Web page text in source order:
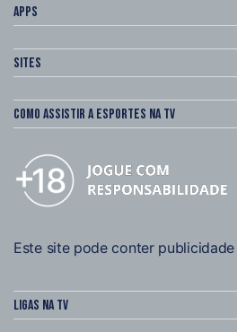
Apps
Sites
Como assistir a esportes na TV
Este site pode conter
Ligas na TV